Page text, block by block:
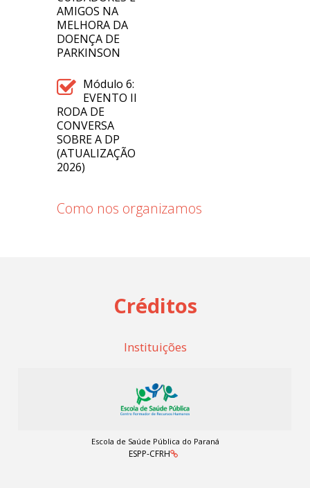
AMIGOS NA
MELHORA DA
DOENÇA DE
PARKINSON
Módulo 6:
EVENTO II
RODA DE
CONVERSA
SOBRE A DP
(ATUALIZAÇÃO
2026)
Como nos organizamos
Créditos
Instituições
Escola de Saúde Pública do Paraná
ESPP-CFRH